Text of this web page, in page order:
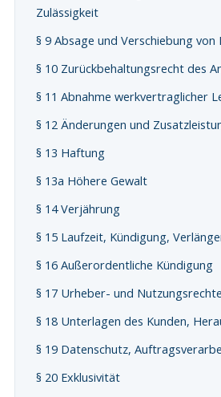
Zulässigkeit
§ 9 Absage und Verschiebung
§ 10 Zurückbehaltungsrecht des
§ 11 Abnahme werkvertraglicher
§ 12 Änderungen und
§ 13 Haftung
§ 13a Höhere Gewalt
§ 14 Verjährung
§ 15 Laufzeit, Kündigung,
§ 16 Außerordentliche Kündigung
§ 17 Urheber- und Nutzungsrechte
§ 18 Unterlagen des Kunden,
§ 19 Datenschutz,
§ 20 Exklusivität